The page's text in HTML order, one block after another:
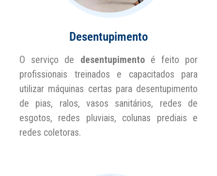
Desentupimento
O serviço de desentupimentoé feito por
profissionais treinados e capacitados para
utilizar máquinas certas para desentupimento
de pias, ralos, vasos sanitários, redes de
esgotos, redes pluviais, colunas prediais e
redes coletoras.